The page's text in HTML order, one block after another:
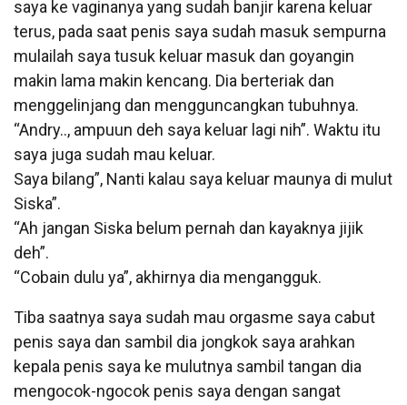
saya ke vaginanya yang sudah banjir karena keluar
terus, pada saat penis saya sudah masuk sempurna
mulailah saya tusuk keluar masuk dan goyangin
makin lama makin kencang. Dia berteriak dan
menggelinjang dan mengguncangkan tubuhnya.
“Andry.., ampuun deh saya keluar lagi nih”. Waktu itu
saya juga sudah mau keluar.
Saya bilang”, Nanti kalau saya keluar maunya di mulut
Siska”.
“Ah jangan Siska belum pernah dan kayaknya jijik
deh”.
“Cobain dulu ya”, akhirnya dia mengangguk.
Tiba saatnya saya sudah mau orgasme saya cabut
penis saya dan sambil dia jongkok saya arahkan
kepala penis saya ke mulutnya sambil tangan dia
mengocok-ngocok penis saya dengan sangat